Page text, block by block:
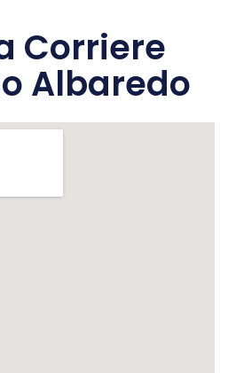
Corriere
Albaredo